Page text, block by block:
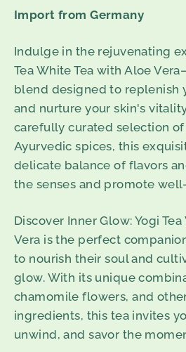
Import from Germany
Indulge in the rejuvenating
Tea White Tea with Aloe
blend designed to replenish
and nurture your skin's
carefully curated selection
Ayurvedic spices, this
delicate balance of flavors
the senses and promote
Discover Inner Glow: Yogi
Vera is the perfect
to nourish their soul and
glow. With its unique
chamomile flowers, and
ingredients, this tea invites
unwind, and savor the